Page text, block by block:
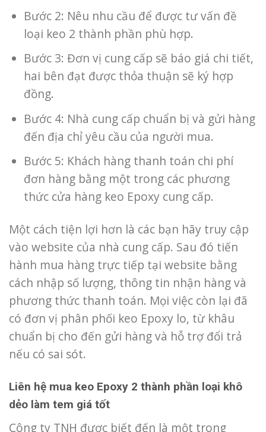
Bước 2: Nêu nhu cầu để được tư vấn đề
loại keo 2 thành phần phù hợp.
Bước 3: Đơn vị cung cấp sẽ báo giá chi tiết,
hai bên đạt được thỏa thuận sẽ ký hợp
đồng.
Bước 4: Nhà cung cấp chuẩn bị và gửi hàng
đến địa chỉ yêu cầu của người mua.
Bước 5: Khách hàng thanh toán chi phí
đơn hàng bằng một trong các phương
thức cửa hàng keo Epoxy cung cấp.
Một cách tiện lợi hơn là các bạn hãy truy cập
vào website của nhà cung cấp. Sau đó tiến
hành mua hàng trực tiếp tại website bằng
cách nhập số lượng, thông tin nhận hàng và
phương thức thanh toán. Mọi việc còn lại đã
có đơn vị phân phối keo Epoxy lo, từ khâu
chuẩn bị cho đến gửi hàng và hỗ trợ đổi trả
nếu có sai sót.
Liên hệ mua keo Epoxy 2 thành phần loại khô
dẻo làm tem giá tốt
Công ty TNH được biết đến là một trong